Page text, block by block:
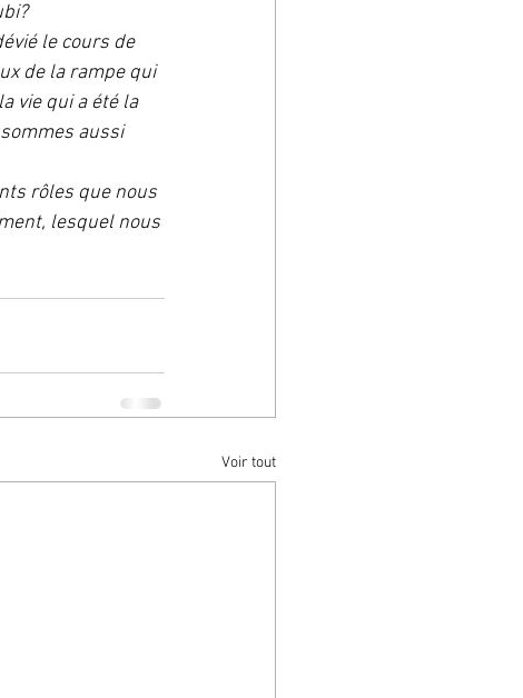
le cours de
de la rampe qui
vie qui a été la
aussi
rôles que nous
lesquel nous
Voir tout